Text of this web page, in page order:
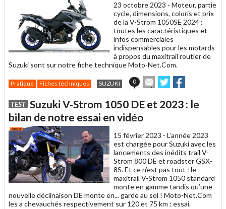
23 octobre 2023 - Moteur, partie
cycle, dimensions, coloris et prix
de la V-Strom 1050SE 2024 :
toutes les caractéristiques et
infos commerciales
indispensables pour les motards
à propos du maxitrail routier de
Suzuki sont sur notre fiche technique Moto-Net.Com.
Pratique Fiches techniques SUZUKI 0
Envoyer
cet
à
Partager
sur sur
TEST Suzuki V-Strom 1050 DE et 2023 : le
bilan de notre essai en vidéo
15 février 2023 - L’année 2023
est chargée pour Suzuki avec les
lancements des inédits trail V-
Strom 800 DE et roadster GSX-
8S. Et ce n’est pas tout : le
maxitrail V-Strom 1050 standard
monte en gamme tandis qu’une
nouvelle déclinaison DE monte en... garde au sol ! Moto-Net.Com
les a chevauchés respectivement sur 120 et 75 km : essai.